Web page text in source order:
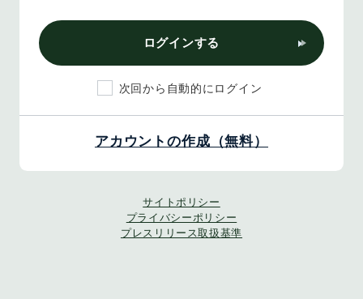
ログインする
次回から自動的にログイン
アカウントの作成（無料）
サイトポリシー
プライバシーポリシー
プレスリリース取扱基準